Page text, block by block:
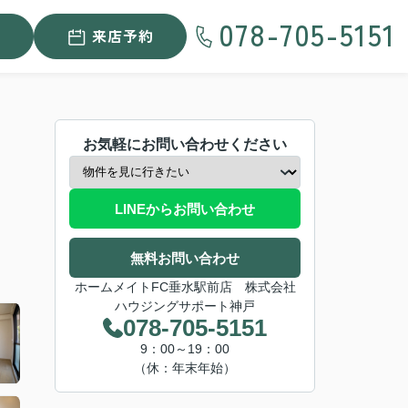
来店予約 078-705-5151
お気軽にお問い合わせください
LINEからお問い合わせ
無料お問い合わせ
ホームメイトFC垂水駅前店 株式会社
ハウジングサポート神戸
078-705-5151
9：00～19：00
（休：年末年始）